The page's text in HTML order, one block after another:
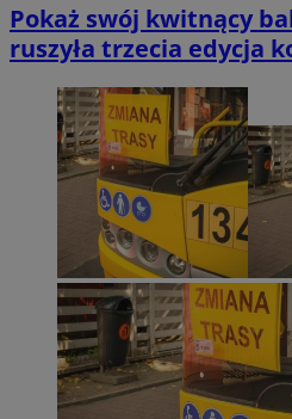
Pokaż swój kwitnący
ruszyła trzecia edycja